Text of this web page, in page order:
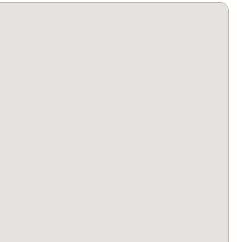
קהל יעד: